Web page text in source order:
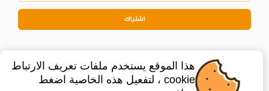
اشتراك
هذا الموقع يستخدم ملفات تعريف الارتباط
cookie ، لتفعيل هذه الخاصية اضغط